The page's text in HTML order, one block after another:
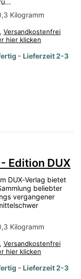
Kilogramm
Versandkostenfrei
hier klicken
- Lieferzeit 2-3
Produkt liegen
Edition DUX
DUX‑Verlag bietet
beliebter
vergangener
Kilogramm
Versandkostenfrei
hier klicken
- Lieferzeit 2-3